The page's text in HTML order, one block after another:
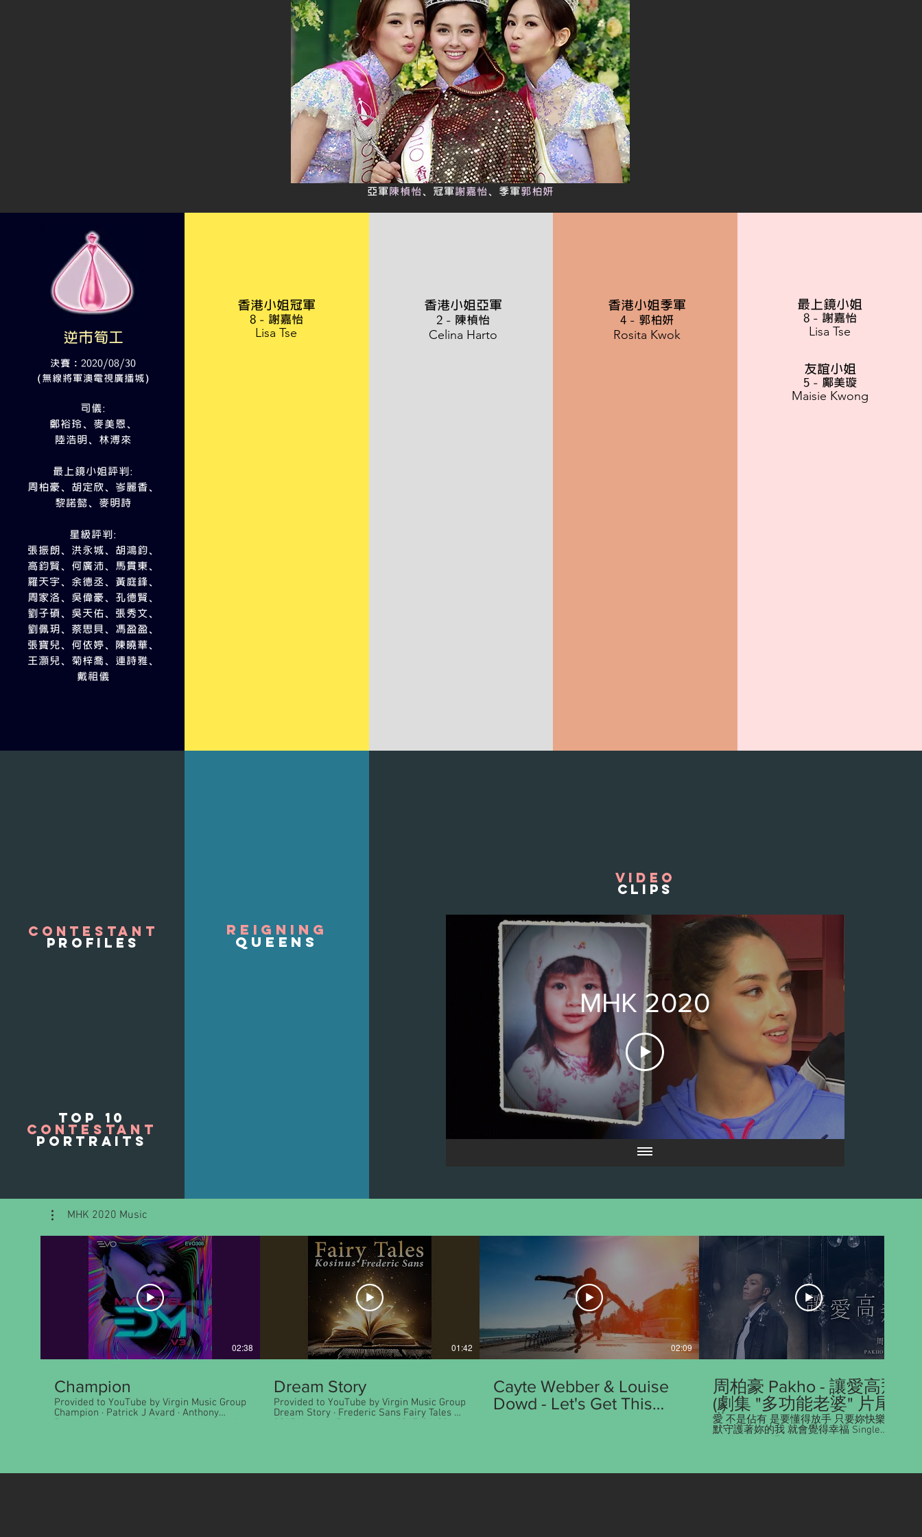
亞軍陳楨怡、冠軍謝嘉怡、季軍郭柏妍
逆巿筍工
決賽﹕2020/08/30
（無線將軍澳電視廣播城）
司儀:
鄭裕玲、麥美恩、
陸浩明、林溥來
最上鏡小姐 評判 :
周柏豪、胡定欣、岑麗香、
黎諾懿、麥明詩
星級評判 :
張振朗、洪永城、胡鴻鈞、
高鈞賢、何廣沛、馬貫東、
羅天宇、余德丞、黃庭鋒、
周家洛、吳偉豪、孔德賢、
劉子碩、吳天佑、張秀文、
劉佩玥、蔡思貝、馮盈盈、
張寶兒、何依婷、陳曉華、
王灝兒、菊梓喬、連詩雅、
戴祖儀
香港小姐冠軍
8 - 謝嘉怡
Lisa Tse
香港小姐亞軍
2 - 陳楨怡
Celina Harto
香港小姐季軍
4 - 郭柏妍
Rosita Kwok
最上鏡小姐
8 - 謝嘉怡
Lisa Tse
友誼小姐
5 - 鄺美璇
Maisie Kwong
CONTesTant
profiles
TOP 10
CONTesTant
portraits
REIGNING
QUEENs
video
clipS
MHK 2020
MHK 2020 Music
02:38
Champion
Provided to YouTube by Virgin Music Group
Champion · Patrick J Avard · Anthony
Demetrio Arasi · Joey Casanova My Level
Joey Casanova Composer, Writer: Patrick J
01:42
Dream Story
Provided to YouTube by Virgin Music Group
Dream Story · Frederic Sans Fairy Tales ℗
2017 Kosinus Released on: 2017-06-28
02:09
Cayte Webber & Louise
Dowd - Let's Get This
周柏豪 Pakho - 讓愛高飛
(劇集 "多功能老婆" 片尾
曲) Official MV
愛 不是佔有 是要懂得放手 只要妳快樂 默
默守護著妳的我 就會覺得幸福 Single
https://s.moov.hk/r?s=LqIEBX JOOX: